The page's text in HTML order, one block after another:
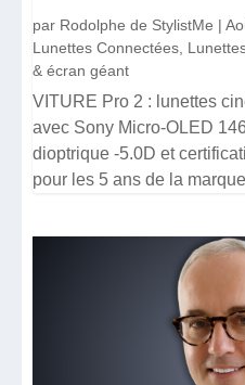
par Rodolphe de StylistMe |
Lunettes Connectées,
& écran géant
VITURE Pro 2 : lunettes
avec Sony Micro-OLED
dioptrique -5.0D et
pour les 5 ans de la